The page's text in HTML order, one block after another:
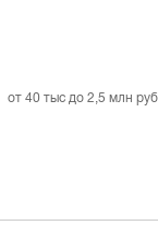
от 40 тыс до 2,5 млн руб